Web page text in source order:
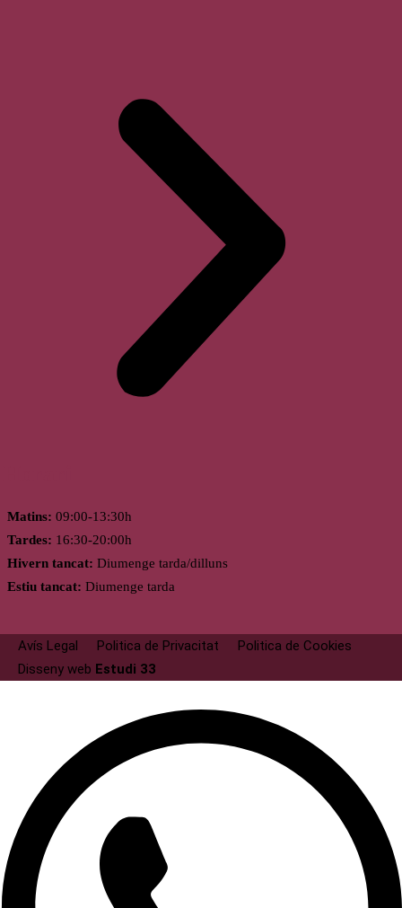
Matins: 09:00-13:30h
Tardes: 16:30-20:00h
Hivern tancat: Diumenge tarda/dilluns
Estiu tancat: Diumenge tarda
Avís Legal Politica de Privacitat
Politica de Cookies
Disseny web Estudi 33